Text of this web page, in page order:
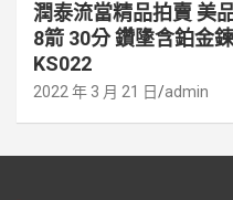
潤泰流當精品拍賣 美
8箭 30分 鑽墬含鉑金
KS022
2022 年 3 月 21 日 admin